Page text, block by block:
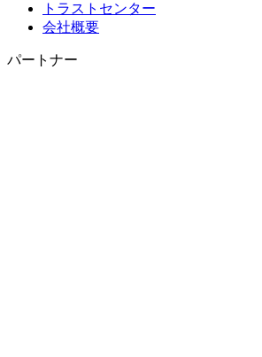
トラストセンター
会社概要
パートナー